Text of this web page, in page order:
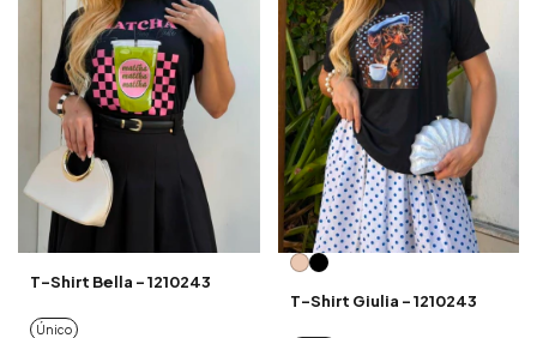
T-Shirt Bella - 1210243
Único
T-Shirt Giulia - 1210243